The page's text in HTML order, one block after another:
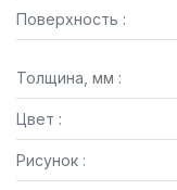
Поверхность :
Толщина, мм :
Цвет :
Рисунок :